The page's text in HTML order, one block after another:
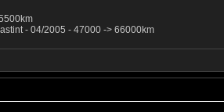
- 04/2005 - 47000 -> 66000km